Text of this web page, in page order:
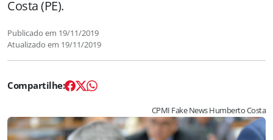
Costa (PE).
Publicado em 19/11/2019
Atualizado em 19/11/2019
CPMI Fake News Humberto Costa